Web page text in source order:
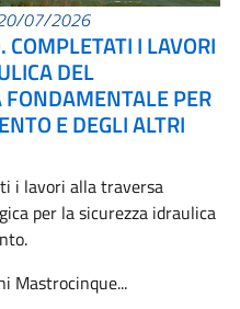
20/07/2026
I LAVORI
DEL
PER
E DEGLI ALTRI
i lavori alla traversa
per la sicurezza idraulica
Mastrocinque...